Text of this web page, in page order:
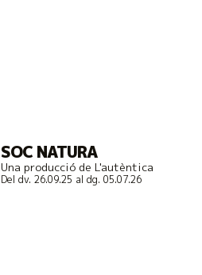
SOC NATURA
Una producció de L'autèntica
Del dv. 26.09.25 al dg. 05.07.26